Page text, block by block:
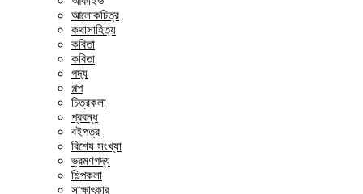
আলোকচিত্র
কথাসাহিত্য
কবিতা
কবিতা
গদ্য
গল্প
চিত্রকলা
প্রবন্ধ
বইপত্র
বিশেষ সংখ্যা
ভ্রমণগদ্য
শিল্পকলা
সাক্ষাৎকার